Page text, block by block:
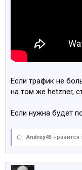
Если трафик не
на том же hetzner,
Если нужна будет
Andrey45 нравится